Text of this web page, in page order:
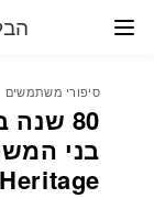
סיפורי משתמשים
80
בני